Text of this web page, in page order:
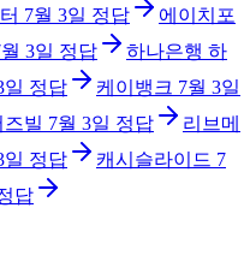
7월 3일 정답
에이치포
3일 정답
하나은행 하
일 정답 케이뱅크 7월 3일
즈빌 7월 3일 정답
리브메
일 정답 캐시슬라이드 7
답